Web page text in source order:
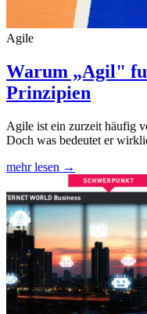
Agile
Warum „Agil"
Prinzipien
Agile ist ein zurzeit häufig
Doch was bedeutet er
mehr lesen →